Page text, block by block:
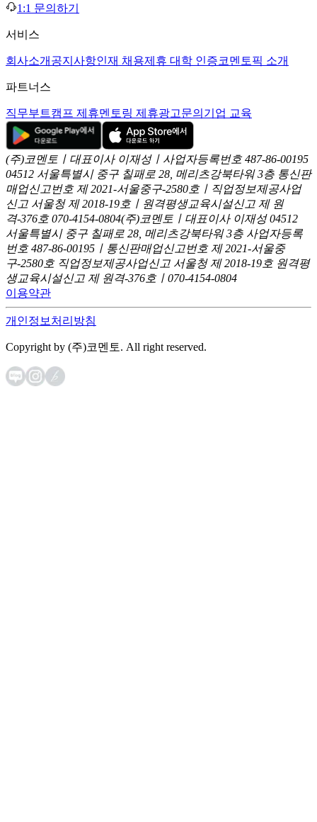
1:1 문의하기
서비스
회사소개 공지사항인재 채용제휴 대학 인증코멘토픽 소개
파트너스
직무부트캠프 제휴멘토링 제휴광고문의 기업 교육
(주)코멘토ㅣ대표이사 이재성ㅣ사업자등록번호 487-86-00195
04512 서울특별시 중구 칠패로 28, 메리츠강북타워 3층 통신판
매업신고번호 제 2021-서울중구-2580호ㅣ직업정보제공사업
신고 서울청 제 2018-19호ㅣ원격평생교육시설신고 제 원
격-376호 070-4154-0804(주)코멘토ㅣ대표이사 이재성 04512
서울특별시 중구 칠패로 28, 메리츠강북타워 3층 사업자등록
번호 487-86-00195ㅣ통신판매업신고번호 제 2021-서울중
구-2580호 직업정보제공사업신고 서울청 제 2018-19호 원격평
생교육시설신고 제 원격-376호ㅣ070-4154-0804
이용약관
개인정보처리방침
Copyright by (주)코멘토. All right reserved.